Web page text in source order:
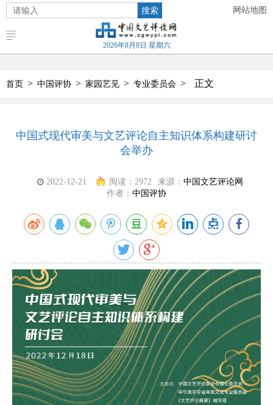
搜索 网站地图
2026年8月8日 星期六
首页 > 中国评协 > 家园艺见 > 专业委员会 > 正文
中国式现代审美与文艺评论自主知识体系构建研讨
会举办
2022-12-21 阅读： 2972 来源： 中国文艺评论网
作者： 中国评协